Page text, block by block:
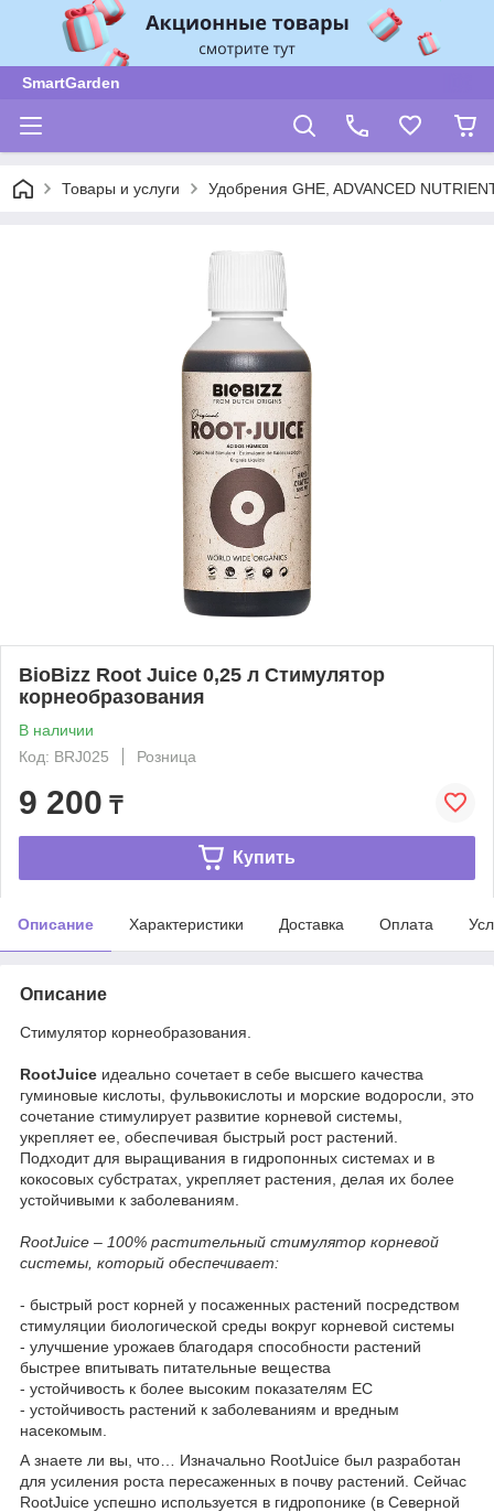
SmartGarden
Товары и услуги Удобрения GHE, ADVANCED
BioBizz Root Juice 0,25 л Стимулятор
корнеобразования
В наличии
Код: BRJ025
Розница
9 200 ₸
Купить
Описание Характеристики Доставка Оплата
Описание
Стимулятор корнеобразования.
RootJuice идеально сочетает в себе высшего качества
гуминовые кислоты, фульвокислоты и морские водоросли, это
сочетание стимулирует развитие корневой системы,
укрепляет ее, обеспечивая быстрый рост растений.
Подходит для выращивания в гидропонных системах и в
кокосовых субстратах, укрепляет растения, делая их более
устойчивыми к заболеваниям.
RootJuice – 100% растительный стимулятор корневой
системы, который обеспечивает:
- быстрый рост корней у посаженных растений посредством
стимуляции биологической среды вокруг корневой системы
- улучшение урожаев благодаря способности растений
быстрее впитывать питательные вещества
- устойчивость к более высоким показателям ЕС
- устойчивость растений к заболеваниям и вредным
насекомым.
А знаете ли вы, что… Изначально RootJuice был разработан
для усиления роста пересаженных в почву растений. Сейчас
RootJuice успешно используется в гидропонике (в Северной